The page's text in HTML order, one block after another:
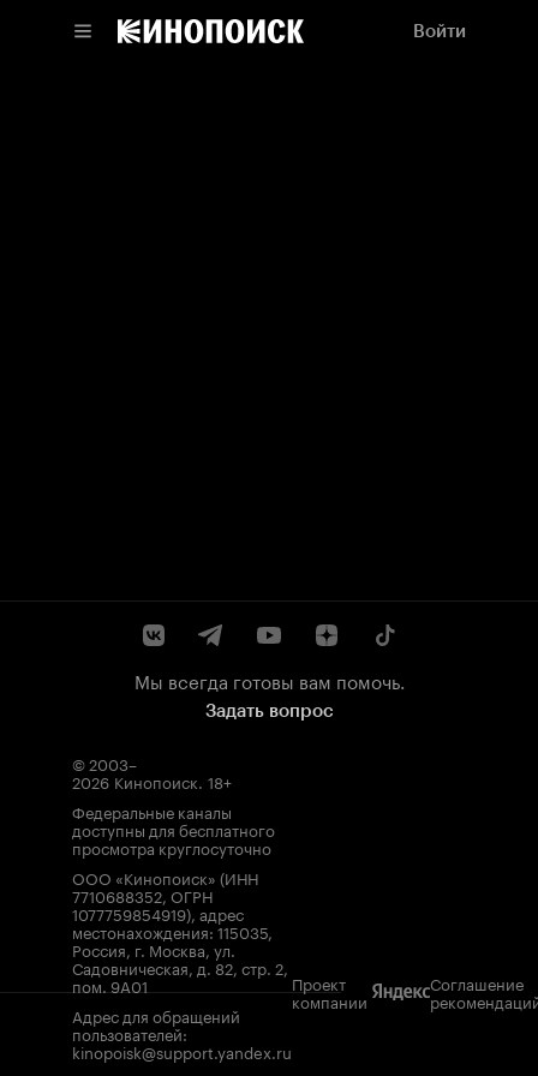
Войти
Мы всегда готовы вам помочь.
Задать вопрос
© 2003–
2026 Кинопоиск. 18+
Федеральные каналы
доступны для бесплатного
просмотра круглосуточно
ООО «Кинопоиск» (ИНН
7710688352, ОГРН
1077759854919), адрес
местонахождения: 115035,
Россия, г. Москва, ул.
Садовническая, д. 82, стр. 2,
пом. 9А01
Адрес для обращений
пользователей:
kinopoisk@support.yandex.ru
Проект
компании
Соглашение